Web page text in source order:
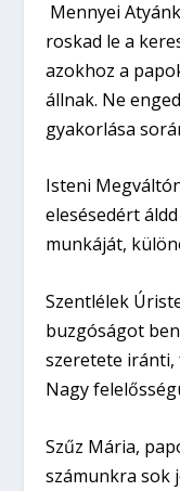
Mennyei
roskad le a
azokhoz a
állnak. Ne
gyakorlása
Isteni
elesésedért
munkáját,
Szentlélek
buzgóságot
szeretete iránti,
Nagy
Szűz Mária,
számunkra sok